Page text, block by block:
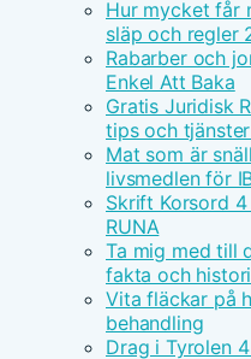
Hur mycket får
släp och regler
Rabarber och
Enkel Att Baka
Gratis Juridisk
tips och
Mat som är
livsmedlen för
Skrift Korsord 4
RUNA
Ta mig med till
fakta och
Vita fläckar på
behandling
Drag i Tyrolen